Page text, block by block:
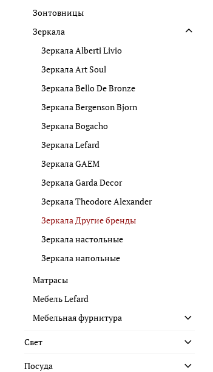
Зонтовницы
Зеркала
Зеркала Alberti Livio
Зеркала Art Soul
Зеркала Bello De Bronze
Зеркала Bergenson Bjorn
Зеркала Bogacho
Зеркала Lefard
Зеркала GAEM
Зеркала Garda Decor
Зеркала Theodore Alexander
Зеркала Другие бренды
Зеркала настольные
Зеркала напольные
Матрасы
Мебель Lefard
Мебельная фурнитура
Свет
Посуда